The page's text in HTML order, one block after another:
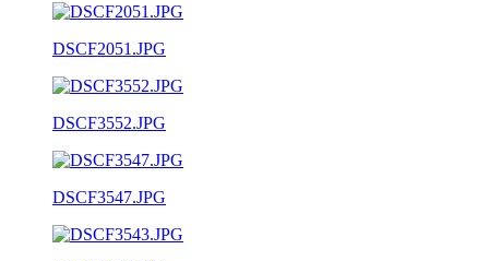
DSCF2051.JPG
DSCF3552.JPG
DSCF3547.JPG